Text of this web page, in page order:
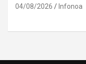
04/08/2026 Infonoa